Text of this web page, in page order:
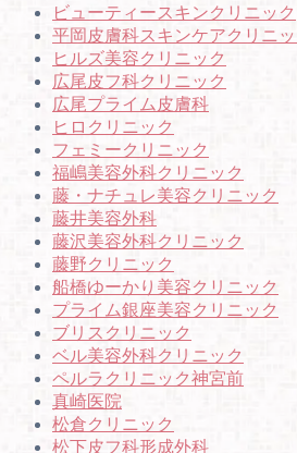
ビューティースキンクリニック
平岡皮膚科スキンケアクリニッ
ヒルズ美容クリニック
広尾皮フ科クリニック
広尾プライム皮膚科
ヒロクリニック
フェミークリニック
福嶋美容外科クリニック
藤・ナチュレ美容クリニック
藤井美容外科
藤沢美容外科クリニック
藤野クリニック
船橋ゆーかり美容クリニック
プライム銀座美容クリニック
ブリスクリニック
ベル美容外科クリニック
ペルラクリニック神宮前
真崎医院
松倉クリニック
松下皮フ科形成外科